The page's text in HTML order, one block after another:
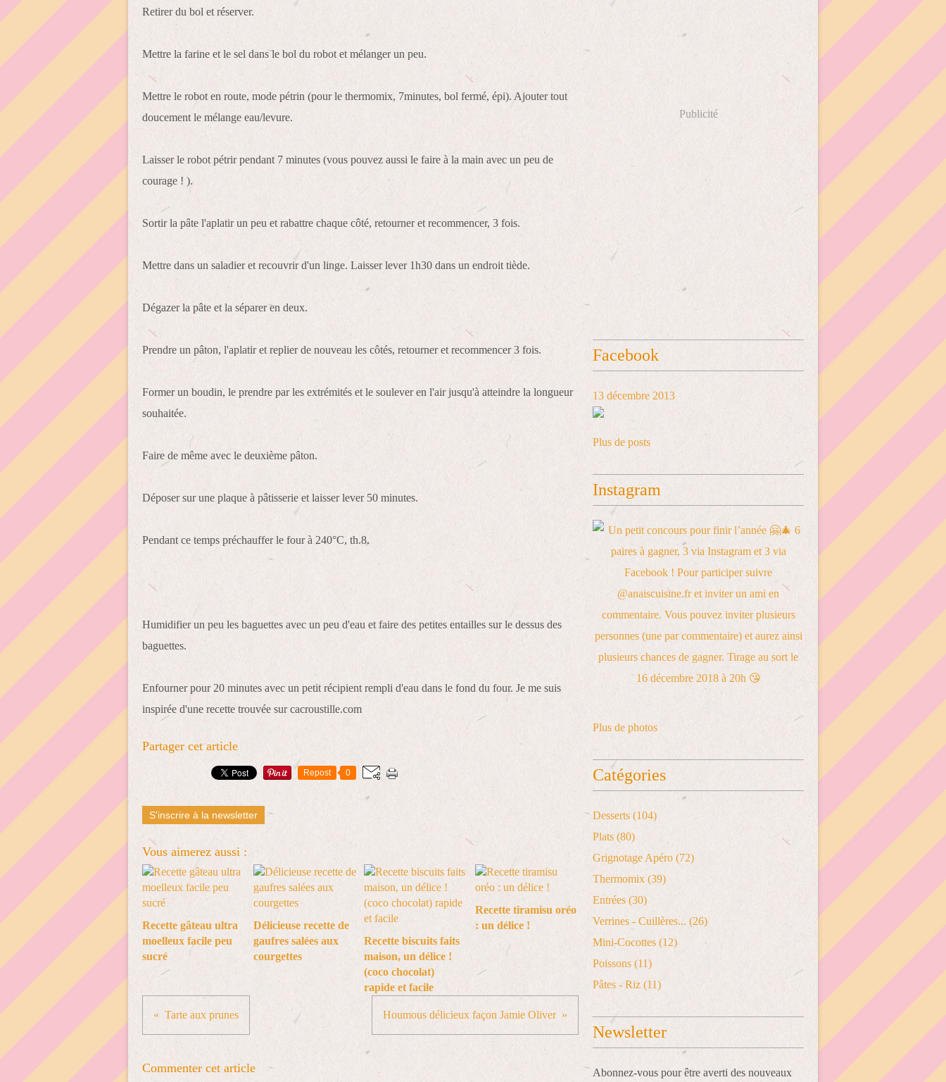
Retirer du bol et réserver.
Mettre la farine et le sel dans le bol du robot et mélanger un peu.
Mettre le robot en route, mode pétrin (pour le thermomix, 7minutes, bol fermé, épi). Ajouter tout
doucement le mélange eau/levure.
Laisser le robot pétrir pendant 7 minutes (vous pouvez aussi le faire à la main avec un peu de
courage ! ).
Sortir la pâte l'aplatir un peu et rabattre chaque côté, retourner et recommencer, 3 fois.
Mettre dans un saladier et recouvrir d'un linge. Laisser lever 1h30 dans un endroit tiède.
Dégazer la pâte et la séparer en deux.
Prendre un pâton, l'aplatir et replier de nouveau les côtés, retourner et recommencer 3 fois.
Former un boudin, le prendre par les extrémités et le soulever en l'air jusqu'à atteindre la longueur
souhaitée.
Faire de même avec le deuxième pâton.
Déposer sur une plaque à pâtisserie et laisser lever 50 minutes.
Pendant ce temps préchauffer le four à 240°C, th.8.
Humidifier un peu les baguettes avec un peu d'eau et faire des petites entailles sur le dessus des
baguettes.
Enfourner pour 20 minutes avec un petit récipient rempli d'eau dans le fond du four. Je me suis
inspirée d'une recette trouvée sur cacroustille.com
Partager cet article
Repost 0
S'inscrire à la newsletter
Vous aimerez aussi :
Recette gâteau ultra
moelleux facile peu
sucré
Délicieuse recette de
gaufres salées aux
courgettes
Recette biscuits faits
maison, un délice !
(coco chocolat)
rapide et facile
Recette tiramisu oréo
: un délice !
Tarte aux prunes Houmous délicieux façon Jamie Oliver
Commenter cet article
Publicité
Facebook
13 décembre 2013
Plus de posts
Instagram
Plus de photos
Catégories
Desserts (104)
Plats (80)
Grignotage Apéro (72)
Thermomix (39)
Entrées (30)
Verrines - Cuillères... (26)
Mini-Cocottes (12)
Poissons (11)
Pâtes - Riz (11)
Newsletter
Abonnez-vous pour être averti des nouveaux